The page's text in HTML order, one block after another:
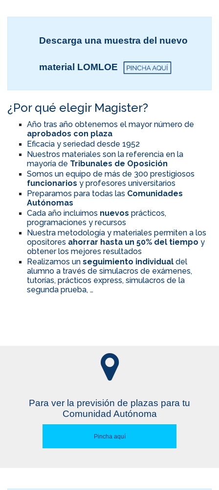
Descarga una muestra del nuevo
material LOMLOE
¿Por qué elegir Magister?
Año tras año obtenemos el mayor número de
aprobados con plaza
Eficacia y seriedad desde 1952
Nuestros materiales son la referencia en la
mayoría de Tribunales de Oposición
Somos un equipo de más de 300 prestigiosos
funcionarios y profesores universitarios
Preparamos para todas las Comunidades
Autónomas
Cada año incluimos nuevos prácticos,
programaciones y recursos
Nuestra metodología y materiales permiten a los
opositores ahorrar hasta un 50% del tiempo y
obtener los mejores resultados
Realizamos un seguimiento individual del
alumno a través de simulacros de exámenes,
tutorías, prácticos express, simulacros de la
segunda prueba, …
Para ver la previsión de plazas para tu
Comunidad Autónoma
Pincha aquí